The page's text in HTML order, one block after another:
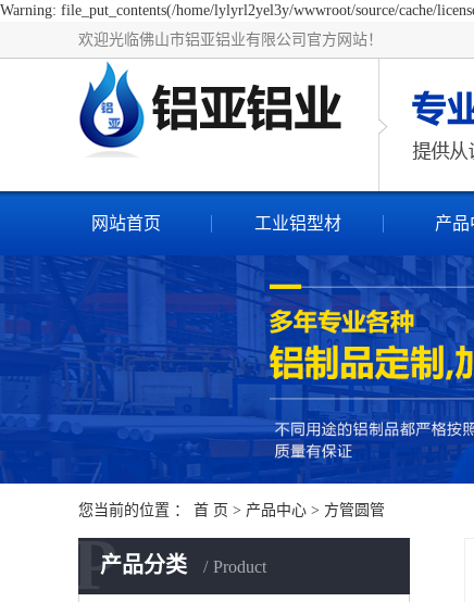
Warning: file_put_contents(/home/lylyrl2yel3y/wwwroot/source/cache/
欢迎光临佛山市铝亚铝业有限公司官方网站！
网站首页 工业铝型材 产品
您当前的位置 ： 首 页 > 产品中心 > 方管圆管
产品分类 Product
P